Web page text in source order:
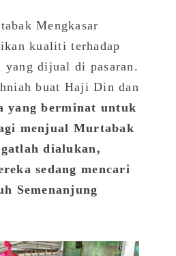
Mengkasar
kualiti terhadap
yang dijual di pasaran.
buat Haji Din dan
yang berminat untuk
menjual Murtabak
dialukan,
sedang mencari
Semenanjung